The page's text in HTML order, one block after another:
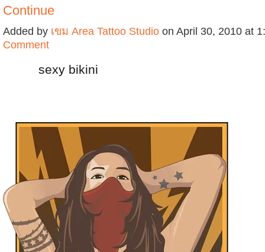
Continue
Added by เขม Area Tattoo Studio on April 30, 2010 at
Comment
sexy bikini